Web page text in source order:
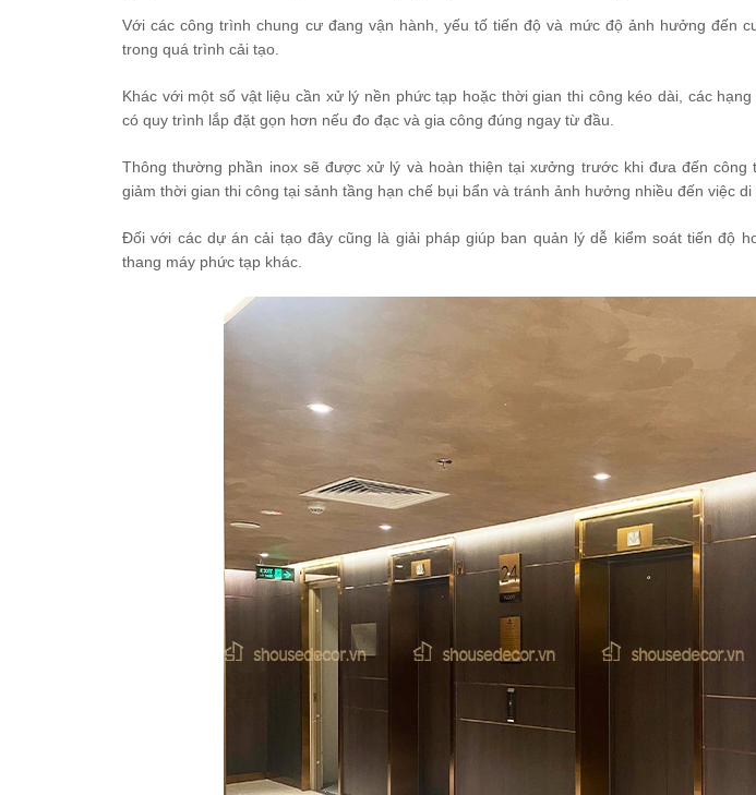
Với các công trình chung cư đang vận hành, yếu tố tiến độ và mức độ ảnh hưởng đến
trong quá trình cải tạo.
Khác với một số vật liệu cần xử lý nền phức tạp hoặc thời gian thi công kéo dài, các
có quy trình lắp đặt gọn hơn nếu đo đạc và gia công đúng ngay từ đầu.
Thông thường phần inox sẽ được xử lý và hoàn thiện tại xưởng trước khi đưa đến
giảm thời gian thi công tại sảnh tầng hạn chế bụi bẩn và tránh ảnh hưởng nhiều đến việc di
Đối với các dự án cải tạo đây cũng là giải pháp giúp ban quản lý dễ kiểm soát tiến độ
thang máy phức tạp khác.